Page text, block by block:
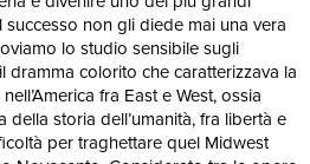
non gli diede mai una vera
lo studio sensibile sugli
dramma colorito che caratterizzava la
fra East e West, ossia
della storia dell’umanità, fra libertà e
per traghettare quel Midwest